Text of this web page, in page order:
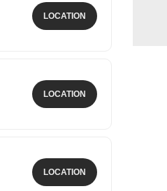
LOCATION
LOCATION
LOCATION